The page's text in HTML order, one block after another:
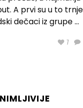
A prvi su u to
dečaci iz grupe
7